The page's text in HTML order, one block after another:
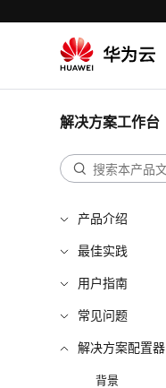
解决方案工作台
产品介绍
最佳实践
用户指南
常见问题
解决方案配置器
背景